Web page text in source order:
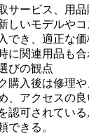
サービス、用
しいモデルや
でき、適正な
に関連用品も合
びの観点
購入後は修理
、アクセスの
認可されてい
できる。